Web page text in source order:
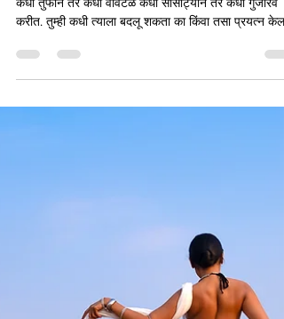
करीत. तुम्ही कधी त्याला बदलू शकता का किंवा तसा प्रयत्न केला
का ? तुम्ही कधी त्याला दोष दिला तर कधी त्याच्या शीतलतेने
पडले पण तो मात्र तसाच वाहतोय. समुद्राच्या लाटांना हाकारीत,
गवताळ कुरणावरून लहान मुलासारखा नक्षी बनवीत तर रानावनात